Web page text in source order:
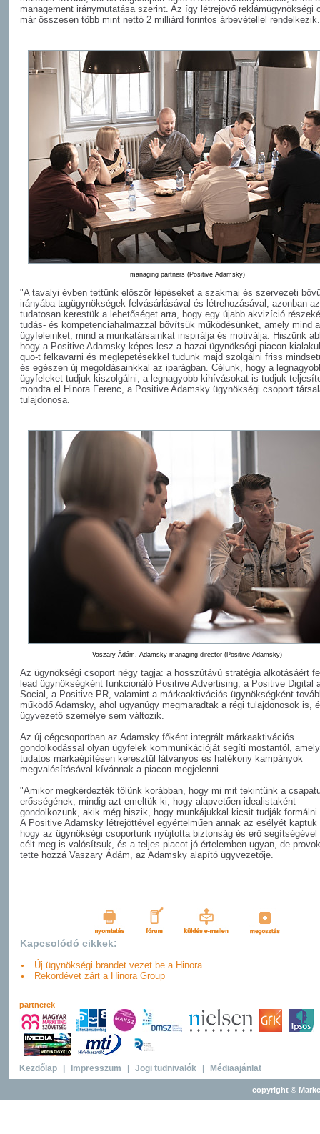
management iránymutatása szerint. Az így létrejövő reklámügynökségi
már összesen több mint nettó 2 milliárd forintos árbevétellel rendelkezik.
managing partners (Positive Adamsky)
"A tavalyi évben tettünk először lépéseket a szakmai és szervezeti
irányába tagügynökségek felvásárlásával és létrehozásával, azonban
tudatosan kerestük a lehetőséget arra, hogy egy újabb akvizíció
tudás- és kompetenciahalmazzal bővítsük működésünket, amely mind
ügyfeleinket, mind a munkatársainkat inspirálja és motiválja. Hiszünk
hogy a Positive Adamsky képes lesz a hazai ügynökségi piacon
quo-t felkavarni és meglepetésekkel tudunk majd szolgálni friss
és egészen új megoldásainkkal az iparágban. Célunk, hogy a
ügyfeleket tudjuk kiszolgálni, a legnagyobb kihívásokat is tudjuk
mondta el Hinora Ferenc, a Positive Adamsky ügynökségi csoport
tulajdonosa.
Vaszary Ádám, Adamsky managing director (Positive Adamsky)
Az ügynökségi csoport négy tagja: a hosszútávú stratégia alkotásáért
lead ügynökségként funkcionáló Positive Advertising, a Positive Digital
Social, a Positive PR, valamint a márkaaktivációs ügynökségként
működő Adamsky, ahol ugyanúgy megmaradtak a régi tulajdonosok is,
ügyvezető személye sem változik.
Az új cégcsoportban az Adamsky főként integrált márkaaktivációs
gondolkodással olyan ügyfelek kommunikációját segíti mostantól,
tudatos márkaépítésen keresztül látványos és hatékony kampányok
megvalósításával kívánnak a piacon megjelenni.
"Amikor megkérdezték tőlünk korábban, hogy mi mit tekintünk a
erősségének, mindig azt emeltük ki, hogy alapvetően idealistaként
gondolkozunk, akik még hiszik, hogy munkájukkal kicsit tudják formálni
A Positive Adamsky létrejöttével egyértelműen annak az esélyét kaptuk
hogy az ügynökségi csoportunk nyújtotta biztonság és erő segítségével
célt meg is valósítsuk, és a teljes piacot jó értelemben ugyan, de
tette hozzá Vaszary Ádám, az Adamsky alapító ügyvezetője.
Kapcsolódó cikkek:
Új ügynökségi brandet vezet be a Hinora
Rekordévet zárt a Hinora Group
partnerek
Kezdőlap Impresszum Jogi tudnivalók Médiaajánlat
copyright ©